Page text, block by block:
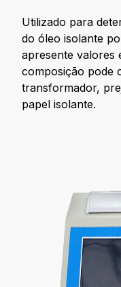
Utilizado para
do óleo isolante
apresente valores
composição pode
transformador,
papel isolante.